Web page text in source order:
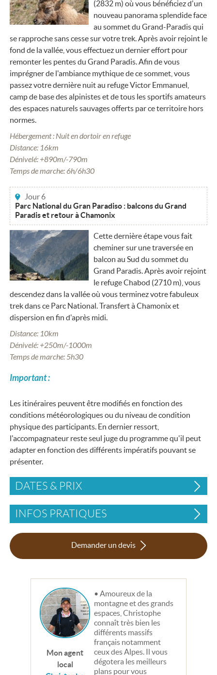
(2832 m) où vous bénéficiez d'un
nouveau panorama splendide face
au sommet du Grand-Paradis qui
se rapproche sans cesse sur votre trek. Après avoir rejoint le
fond de la vallée, vous effectuez un dernier effort pour
remonter les pentes du Grand Paradis. Afin de vous
imprégner de l'ambiance mythique de ce sommet, vous
passez votre dernière nuit au refuge Victor Emmanuel,
camp de base des alpinistes et de tous les sportifs amateurs
des espaces naturels sauvages offerts par ce territoire hors
normes.
Hébergement : Nuit en dortoir en refuge
Distance: 16km
Dénivelé: +890m/-790m
Temps de marche: 6h/6h30
Jour 6
Parc National du Gran Paradiso : balcons du Grand
Paradis et retour à Chamonix
Cette dernière étape vous fait
cheminer sur une traversée en
balcon au Sud du sommet du
Grand Paradis. Après avoir rejoint
le refuge Chabod (2710 m), vous
descendez dans la vallée où vous terminez votre fabuleux
trek dans ce Parc National. Transfert à Chamonix et
dispersion en fin d'après midi.
Distance: 10km
Dénivelé: +250m/-1000m
Temps de marche: 5h30
Important :
Les itinéraires peuvent être modifiés en fonction des
conditions météorologiques ou du niveau de condition
physique des participants. En dernier ressort,
l'accompagnateur reste seul juge du programme qu'il peut
adapter en fonction des différents impératifs pouvant se
présenter.
DATES & PRIX
INFOS PRATIQUES
Demander un devis
Mon agent
local
Amoureux de la
montagne et des grands
espaces, Christophe
connaît très bien les
différents massifs
français notamment
ceux des Alpes. Il vous
dégotera les meilleurs
plans pour vous